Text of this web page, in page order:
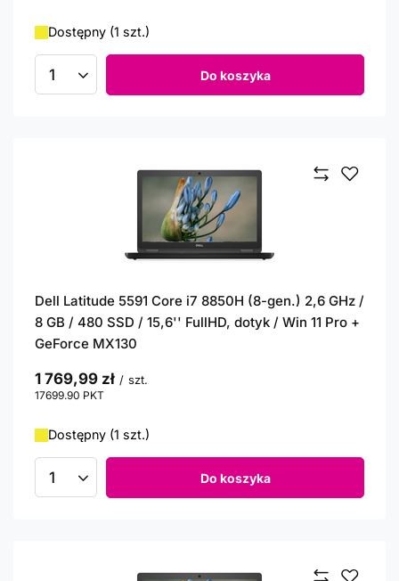
Dostępny (1 szt.)
Ilość produktów Do koszyka
Dell Latitude 5591 Core i7 8850H (8-gen.) 2,6 GHz /
8 GB / 480 SSD / 15,6'' FullHD, dotyk / Win 11 Pro +
GeForce MX130
1 769,99 zł / szt.
17699.90 PKT
Dostępny (1 szt.)
Ilość produktów Do koszyka